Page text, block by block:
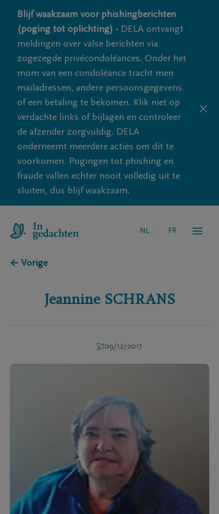
Blijf waakzaam voor phishingberichten
(poging tot oplichting) - DELA ontvangt
meldingen over valse berichten via
zogezegde privécondoléances. Onder het
mom van een condoléance tracht men
mailadressen, andere persoonsgegevens
of een betaling te bekomen. Klik niet op
verdachte links of bijlagen en controleer
de afzender zorgvuldig. DELA
onderneemt meerdere acties om dit te
voorkomen. Pogingen tot phishing en
fraude vallen echter nooit volledig uit te
sluiten, dus blijf waakzaam.
NL FR
← Vorige
Jeannine SCHRANS
09/12/2017